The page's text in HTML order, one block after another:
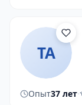
ТА
Опыт37 лет·